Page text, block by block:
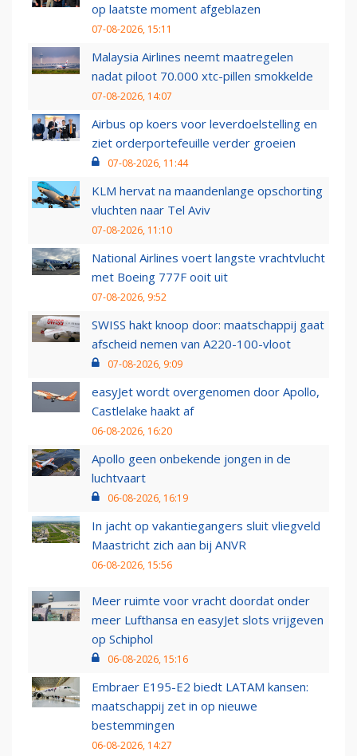
op laatste moment afgeblazen
07-08-2026, 15:11
Malaysia Airlines neemt maatregelen
nadat piloot 70.000 xtc-pillen smokkelde
07-08-2026, 14:07
Airbus op koers voor leverdoelstelling en
ziet orderportefeuille verder groeien
07-08-2026, 11:44
KLM hervat na maandenlange opschorting
vluchten naar Tel Aviv
07-08-2026, 11:10
National Airlines voert langste vrachtvlucht
met Boeing 777F ooit uit
07-08-2026, 9:52
SWISS hakt knoop door: maatschappij gaat
afscheid nemen van A220-100-vloot
07-08-2026, 9:09
easyJet wordt overgenomen door Apollo,
Castlelake haakt af
06-08-2026, 16:20
Apollo geen onbekende jongen in de
luchtvaart
06-08-2026, 16:19
In jacht op vakantiegangers sluit vliegveld
Maastricht zich aan bij ANVR
06-08-2026, 15:56
Meer ruimte voor vracht doordat onder
meer Lufthansa en easyJet slots vrijgeven
op Schiphol
06-08-2026, 15:16
Embraer E195-E2 biedt LATAM kansen:
maatschappij zet in op nieuwe
bestemmingen
06-08-2026, 14:27